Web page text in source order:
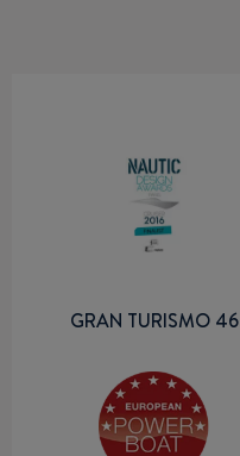
GRAN TURISMO 46